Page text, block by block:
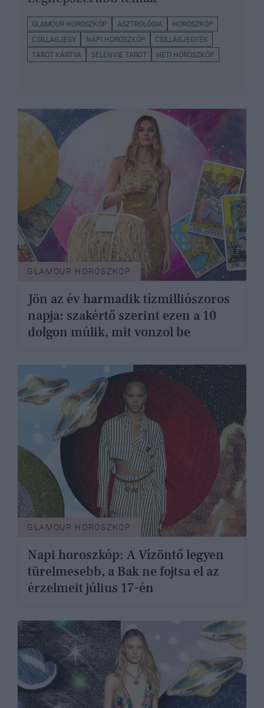
GLAMOUR HOROSZKÓP ASZTROLÓGIA
HOROSZKÓP
CSILLAGJEGY
NAPI HOROSZKÓP
CSILLAGJEGYEK
TAROT KÁRTYA
SELENVIE TAROT HETI HOROSZKÓP
GLAMOUR HOROSZKÓP
Jön az év harmadik tízmilliószoros
napja: szakértő szerint ezen a 10
dolgon múlik, mit vonzol be
GLAMOUR HOROSZKÓP
Napi horoszkóp: A Vízöntő legyen
türelmesebb, a Bak ne fojtsa el az
érzelmeit július 17-én